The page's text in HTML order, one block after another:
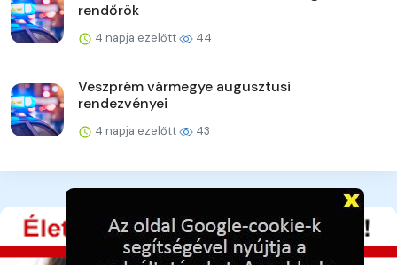
rendőrök
4 napja ezelőtt 44
Veszprém vármegye augusztusi
rendezvényei
4 napja ezelőtt 43